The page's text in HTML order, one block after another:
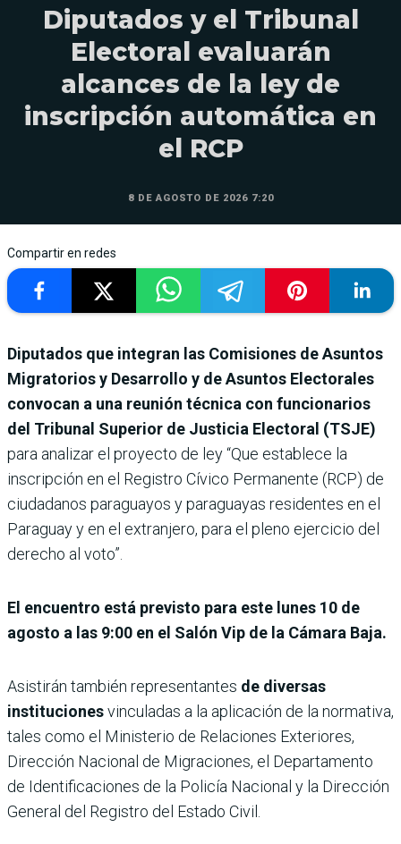
Diputados y el Tribunal
Electoral evaluarán
alcances de la ley de
inscripción automática en
el RCP
8 DE AGOSTO DE 2026 7:20
Compartir en redes
Diputados que integran las Comisiones de Asuntos
Migratorios y Desarrollo y de Asuntos Electorales
convocan a una reunión técnica con funcionarios
del Tribunal Superior de Justicia Electoral (TSJE)
para analizar el proyecto de ley “Que establece la
inscripción en el Registro Cívico Permanente (RCP) de
ciudadanos paraguayos y paraguayas residentes en el
Paraguay y en el extranjero, para el pleno ejercicio del
derecho al voto”.
El encuentro está previsto para este lunes 10 de
agosto a las 9:00 en el Salón Vip de la Cámara Baja.
Asistirán también representantes de diversas
institucionesvinculadas a la aplicación de la normativa,
tales como el Ministerio de Relaciones Exteriores,
Dirección Nacional de Migraciones, el Departamento
de Identificaciones de la Policía Nacional y la Dirección
General del Registro del Estado Civil.